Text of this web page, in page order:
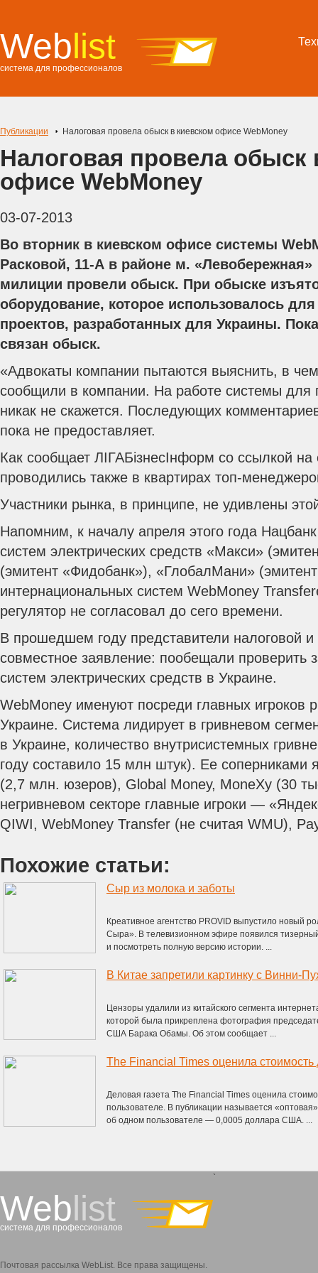
Weblist
система для профессионалов
Публикации Налоговая провела обыск в киевском офисе WebMoney
Налоговая провела обыск
офисе WebMoney
03-07-2013
Во вторник в киевском офисе системы
Расковой, 11-А в районе м.
милиции провели обыск. При обыске
оборудование, которое использовалось
проектов, разработанных для Украины.
связан обыск.
«Адвокаты компании пытаются выяснить, в
сообщили в компании. На работе системы для
никак не скажется. Последующих
пока не предоставляет.
Как сообщает ЛІГАБізнесІнформ со ссылкой на
проводились также в квартирах топ-
Участники рынка, в принципе, не удивлены
Напомним, к началу апреля этого года
систем электрических средств «Макси»
(эмитент «Фидобанк»), «ГлобалМани»
интернациональных систем WebMoney
регулятор не согласовал до сего времени.
В прошедшем году представители налоговой
совместное заявление: пообещали проверить
систем электрических средств в Украине.
WebMoney именуют посреди главных игроков
Украине. Система лидирует в гривневом
в Украине, количество внутрисистемных
году составило 15 млн штук). Ее
(2,7 млн. юзеров), Global Money, MoneXy (30
негривневом секторе главные игроки —
QIWI, WebMoney Transfer (не считая WMU),
Похожие статьи:
Сыр из молока и заботы
Креативное агентство PROVID выпустило новый
Сыра». В телевизионном эфире появился
и посмотреть полную версию истории. ...
В Китае запретили картинку с Винни-
Цензоры удалили из китайского сегмента
которой была прикреплена фотография
США Барака Обамы. Об этом сообщает ...
Деловая газета The Financial Times оценила
пользователе. В публикации называется
об одном пользователе — 0,0005 доллара США. ...
Weblist
система для профессионалов
`
Почтовая рассылка WebList. Все права защищены.